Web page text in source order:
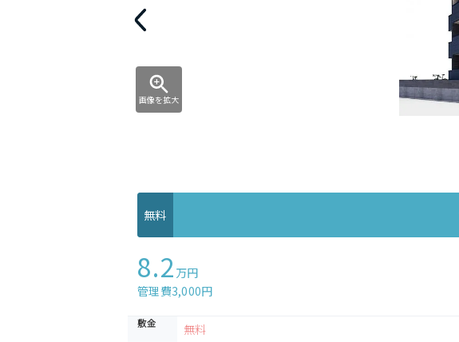
画像を拡大
無料
8.2 万円
管理費3,000円
敷金 無料